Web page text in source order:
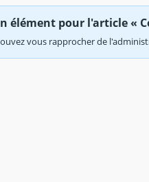
élément pour l'article «
vous rapprocher de